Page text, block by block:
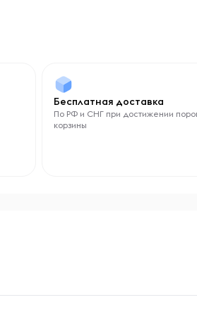
Бесплатная доставка
По РФ и СНГ при достижении
корзины